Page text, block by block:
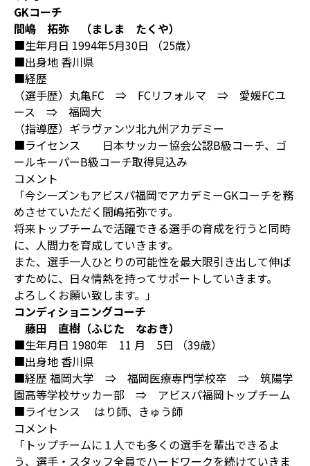
GKコーチ
間嶋 拓弥 （ましま たくや）
■生年月日 1994年5月30日 （25歳）
■出身地 香川県
■経歴
（選手歴）丸亀FC ⇒ FCリフォルマ ⇒ 愛媛FCユ
ース ⇒ 福岡大
（指導歴）ギラヴァンツ北九州アカデミー
■ライセンス 日本サッカー協会公認B級コーチ、ゴ
ールキーパーB級コーチ取得見込み
コメント
「今シーズンもアビスパ福岡でアカデミーGKコーチを務
めさせていただく間嶋拓弥です。
将来トップチームで活躍できる選手の育成を行うと同時
に、人間力を育成していきます。
また、選手一人ひとりの可能性を最大限引き出して伸ば
すために、日々情熱を持ってサポートしていきます。
よろしくお願い致します。」
コンディショニングコーチ
藤田 直樹（ふじた なおき）
■生年月日 1980年 11 月 5日 （39歳）
■出身地 香川県
■経歴 福岡大学 ⇒ 福岡医療専門学校卒 ⇒ 筑陽学
園高等学校サッカー部 ⇒ アビスパ福岡トップチーム
■ライセンス はり師、きゅう師
コメント
「トップチームに１人でも多くの選手を輩出できるよ
う、選手・スタッフ全員でハードワークを続けていきま